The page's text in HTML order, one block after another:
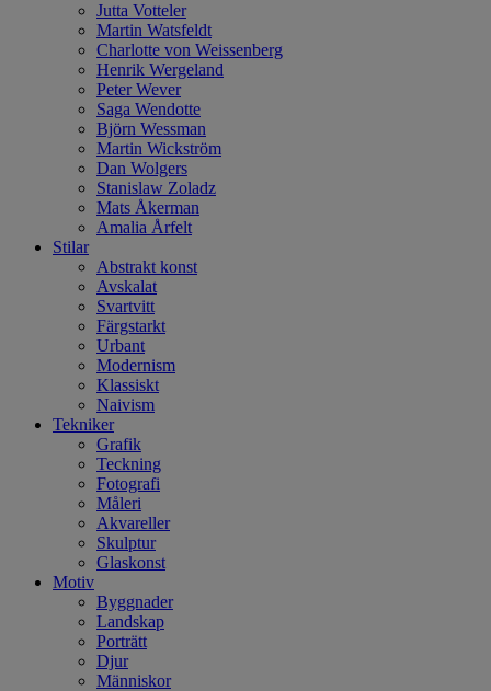
Jutta Votteler
Martin Watsfeldt
Charlotte von Weissenberg
Henrik Wergeland
Peter Wever
Saga Wendotte
Björn Wessman
Martin Wickström
Dan Wolgers
Stanislaw Zoladz
Mats Åkerman
Amalia Årfelt
Stilar
Abstrakt konst
Avskalat
Svartvitt
Färgstarkt
Urbant
Modernism
Klassiskt
Naivism
Tekniker
Grafik
Teckning
Fotografi
Måleri
Akvareller
Skulptur
Glaskonst
Motiv
Byggnader
Landskap
Porträtt
Djur
Människor